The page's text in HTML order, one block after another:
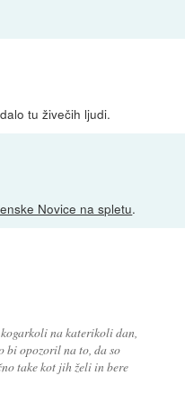
tu živečih ljudi.
Novice na spletu.
na katerikoli dan,
bi opozoril na to, da so
take kot jih želi in bere